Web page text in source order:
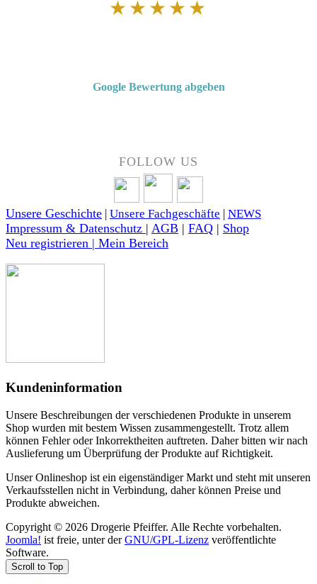
★★★★★
Google Bewertung abgeben
FOLLOW US
Unsere Geschichte | Unsere Fachgeschäfte | NEWS
Impressum & Datenschutz | AGB | FAQ | Shop
Neu registrieren | Mein Bereich
Kundeninformation
Unsere Beschreibungen der verschiedenen Produkte in unserem
Shop wurden mit bestem Wissen zusammengestellt. Trotz allem
können Fehler oder Inkorrektheiten auftreten. Daher bitten wir nach
Auslieferung um Überprüfung der Produkte auf Richtigkeit.
Unser Onlineshop ist ein eigenständiger Markt und steht mit unseren
Verkaufsstellen nicht in Verbindung, daher können Preise und
Produkte abweichen.
Copyright © 2026 Drogerie Pfeiffer. Alle Rechte vorbehalten.
Joomla! ist freie, unter derGNU/GPL-Lizenz veröffentlichte
Software.
Scroll to Top